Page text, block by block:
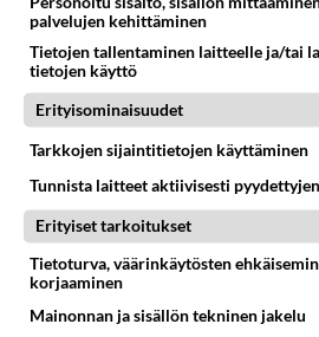
kansalaisilta.
Todella erikoista toimintaa, kun
kansalaisilla, pitäisi olla
sanottavansa ja mielipiteensä,
sanoo terävämmin tai asiasta
eli sensuuri, mutta se ei koske
agitaattoreita, heille näyttää
toistot turvattu.
Äänestä
palvelujen kehittäminen
Tietojen tallentaminen laitteelle ja/tai
tietojen käyttö
Erityisominaisuudet
Tarkkojen sijaintitietojen käyttäminen
Tunnista laitteet aktiivisesti
Erityiset tarkoitukset
Tietoturva, väärinkäytösten
korjaaminen
Mainonnan ja sisällön tekninen jakelu